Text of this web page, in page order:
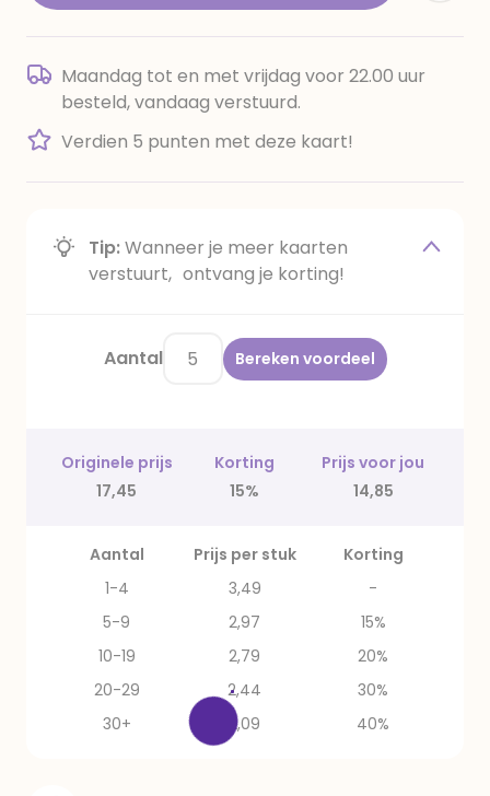
Maandag tot en met vrijdag voor 22.00 uur
besteld, vandaag verstuurd.
Verdien 5 punten met deze kaart!
Tip:Wanneer je meer kaarten
verstuurt, ontvang je korting!
Aantal Bereken voordeel
Originele prijs Korting
Prijs voor jou
17,45
15% 14,85
Aantal Prijs per stuk
Korting
1-4
3,49
-
5-9
2,97
15%
10-19
2,79
20%
20-29
2,44
30%
30+
2,09 40%